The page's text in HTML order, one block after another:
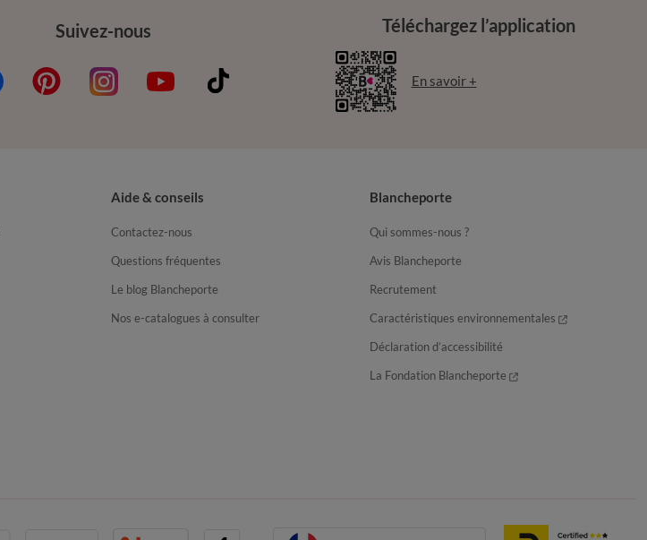
Suivez-nous Téléchargez l’application
En savoir +
Aide & conseils
Contactez-nous
Questions fréquentes
Le blog Blancheporte
Nos e-catalogues à consulter
Blancheporte
Qui sommes-nous ?
Avis Blancheporte
Recrutement
Caractéristiques environnementales
Déclaration d’accessibilité
La Fondation Blancheporte